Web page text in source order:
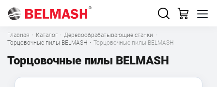
Главная · Каталог · Деревообрабатывающие станки ·
Торцовочные пилы BELMASH · Торцовочные пилы BELMASH
Торцовочные пилы BELMASH